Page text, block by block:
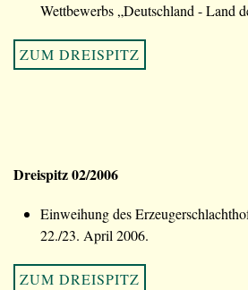
Wettbewerbs „Deutschland - Land
ZUM DREISPITZ
Dreispitz 02/2006
Einweihung des
22./23. April 2006.
ZUM DREISPITZ